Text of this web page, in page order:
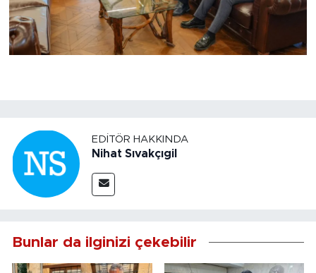
EDITÖR HAKKINDA
Nihat Sıvakçıgil
Bunlar da ilginizi çekebilir